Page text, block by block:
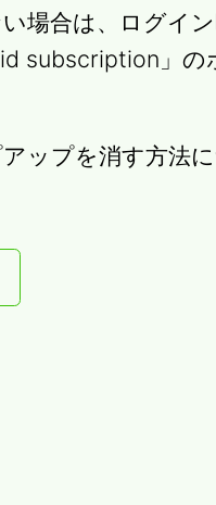
場合は、ログイ
subscription」の
ップを消す方法に